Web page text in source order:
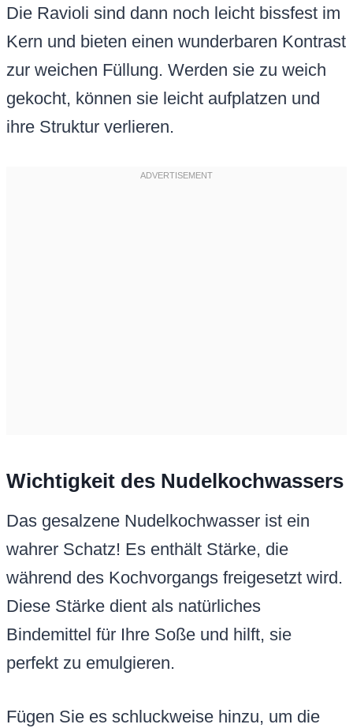
Die Ravioli sind dann noch leicht bissfest im
Kern und bieten einen wunderbaren Kontrast
zur weichen Füllung. Werden sie zu weich
gekocht, können sie leicht aufplatzen und
ihre Struktur verlieren.
Wichtigkeit des Nudelkochwassers
Das gesalzene Nudelkochwasser ist ein
wahrer Schatz! Es enthält Stärke, die
während des Kochvorgangs freigesetzt wird.
Diese Stärke dient als natürliches
Bindemittel für Ihre Soße und hilft, sie
perfekt zu emulgieren.
Fügen Sie es schluckweise hinzu, um die